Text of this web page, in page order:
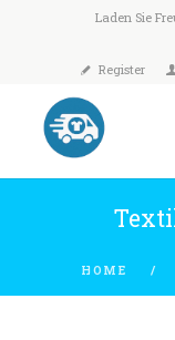
Laden Sie
Register
HOME